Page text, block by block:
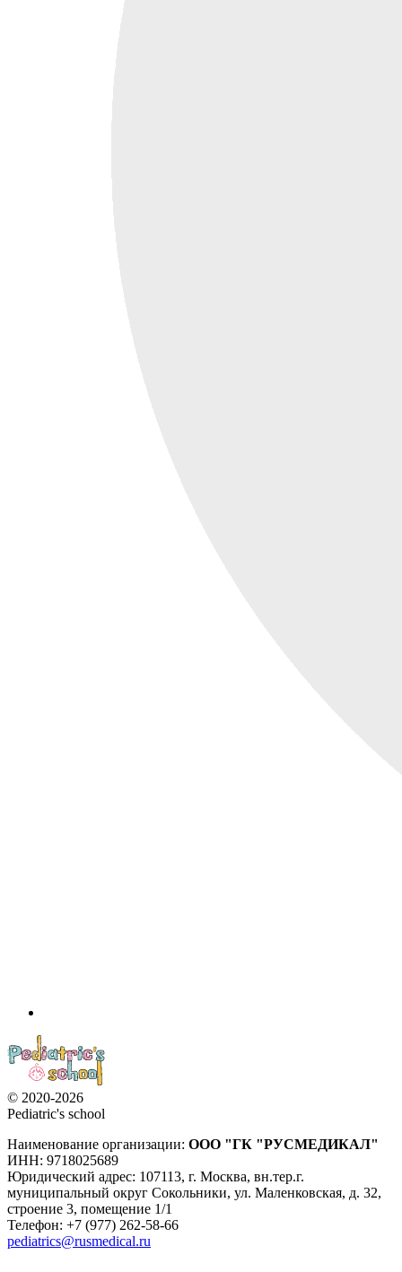
© 2020-2026
Pediatric's school
Наименование организации: ООО "ГК "РУСМЕДИКАЛ"
ИНН: 9718025689
Юридический адрес: 107113, г. Москва, вн.тер.г.
муниципальный округ Сокольники, ул. Маленковская, д. 32,
строение 3, помещение 1/1
Телефон: +7 (977) 262-58-66
pediatrics@rusmedical.ru